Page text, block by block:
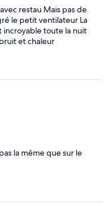
restau Mais pas de
le petit ventilateur La
incroyable toute la nuit
et chaleur
la même que sur le